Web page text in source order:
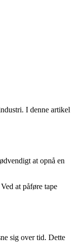
I denne artikel
at opnå en
at påføre tape
sig over tid. Dette